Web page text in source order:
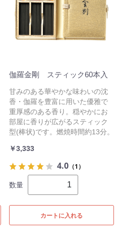
伽羅金剛 スティック60本入
甘みのある華やかな味わいの沈
香・伽羅を豊富に用いた優雅で
重厚感のある香り。穏やかにお
部屋に香りが広がるスティック
型(棒状)です。燃焼時間約13分。
￥3,333
4.0 （1）
数量
カートに入れる